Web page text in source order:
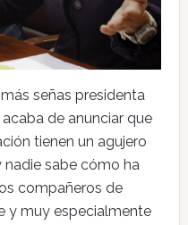
señas presidenta
de anunciar que
tienen un agujero
nadie sabe cómo ha
compañeros de
y muy especialmente